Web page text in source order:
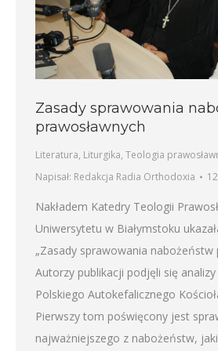
Zasady sprawowania
prawosławnych
Literatura, Liturgika, Teologia
Napisał: Redakcja Radia Orthodoxia
Nakładem Katedry Teologii
Uniwersytetu w Białymstoku
„Zasady sprawowania nabożeństw
Autorzy publikacji podjęli się analizy
Polskiego Autokefalicznego
Pierwszy tom poświęcony jest
najważniejszego z nabożeństw,